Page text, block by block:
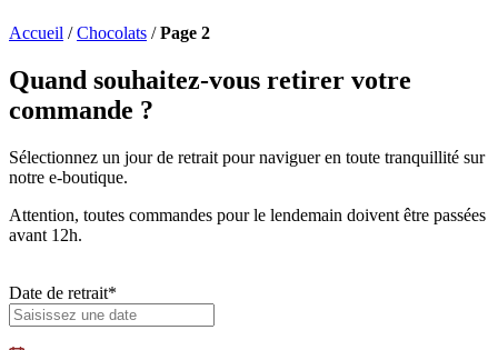
Accueil /Chocolats /Page 2
Quand souhaitez-vous retirer votre
commande ?
Sélectionnez un jour de retrait pour naviguer en toute tranquillité sur
notre e-boutique.
Attention, toutes commandes pour le lendemain doivent être passées
avant 12h.
Date de retrait*